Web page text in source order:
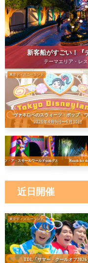
新客船がすごい！『
テーマエリア・レ
東京ディズニーランド
ヴァネロペのスウィーツ・ポップ・
2026年4月9日〜6月30日
ッツ・ア・スモールワールドwithグルート Reach for
近日開催
東京ディズニーランド
TDL「サマー・クールオフ2026